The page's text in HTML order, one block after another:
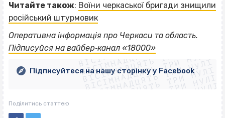
Читайте також: Воїни черкаської бригади знищили
російський штурмовик
Оперативна інформація про Черкаси та область.
Підписуйся на вайбер‐канал «18000»
ВІСІМНАДЦЯТЬ ТРИ НУЛІ
ВІСІМНАДЦЯТЬ ТРИ НУЛІ
ВІСІМНАДЦЯТЬ ТРИ НУЛІ
ВІСІМНАДЦЯТЬ ТРИ НУЛІ
ВІСІМНАДЦЯТЬ ТРИ НУЛІ
ВІСІМНАДЦЯТЬ ТРИ НУЛІ
ВІСІМНАДЦЯТЬ ТРИ НУЛІ
ВІСІМНАДЦЯТЬ ТРИ НУЛІ
Підписуйтеся на нашу сторінку у Facebook
Поділитись статтею